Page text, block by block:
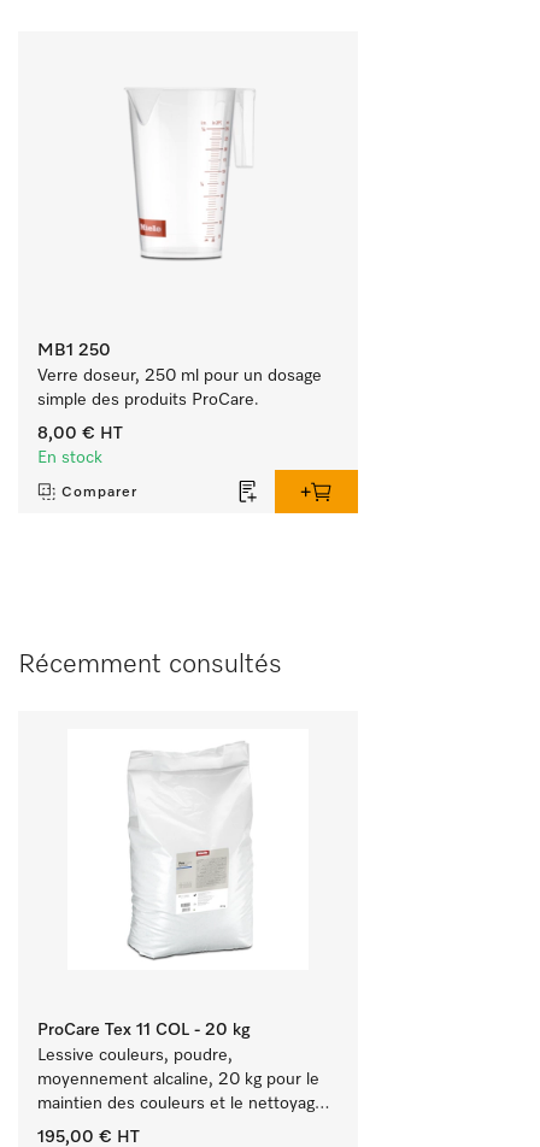
MB1 250
Verre doseur, 250 ml pour un dosage
simple des produits ProCare.
8,00 € HT
En stock
Comparer
Récemment consultés
ProCare Tex 11 COL - 20 kg
Lessive couleurs, poudre,
moyennement alcaline, 20 kg pour le
maintien des couleurs et le nettoyage
du linge en couleurs.
195,00 € HT